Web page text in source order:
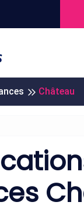
Château